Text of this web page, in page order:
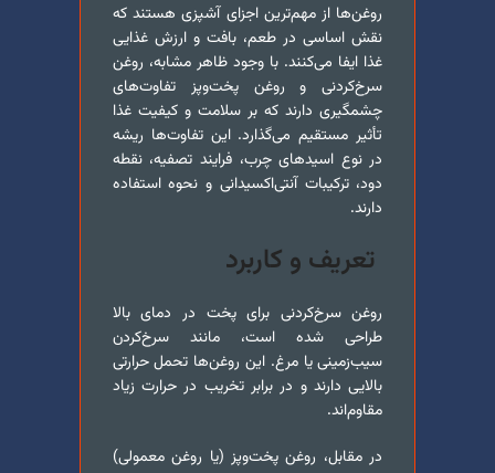
روغن‌ها از مهم‌ترین اجزای آشپزی هستند که
نقش اساسی در طعم، بافت و ارزش غذایی
غذا ایفا می‌کنند. با وجود ظاهر مشابه، روغن
سرخ‌کردنی و روغن پخت‌و‌پز تفاوت‌های
چشمگیری دارند که بر سلامت و کیفیت غذا
تأثیر مستقیم می‌گذارد. این تفاوت‌ها ریشه
در نوع اسیدهای چرب، فرایند تصفیه، نقطه
دود، ترکیبات آنتی‌اکسیدانی و نحوه استفاده
دارند.
تعریف و کاربرد
روغن سرخ‌کردنی برای پخت در دمای بالا
طراحی شده است، مانند سرخ‌کردن
سیب‌زمینی یا مرغ. این روغن‌ها تحمل حرارتی
بالایی دارند و در برابر تخریب در حرارت زیاد
مقاوم‌اند.
در مقابل، روغن پخت‌و‌پز (یا روغن معمولی)